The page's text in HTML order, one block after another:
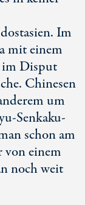
Im
mit einem
im Disput
Chinesen
um
Senkaku-
schon am
von einem
noch weit